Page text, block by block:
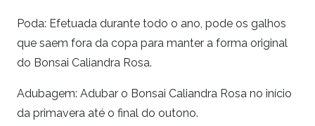
Poda: Efetuada durante todo o ano, pode os galhos
que saem fora da copa para manter a forma original
do Bonsai Caliandra Rosa.
Adubagem: Adubar o Bonsai Caliandra Rosa no início
da primavera até o final do outono.